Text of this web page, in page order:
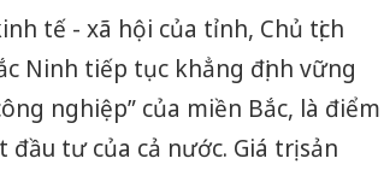
tế - xã hội của tỉnh, Chủ tịch
Ninh tiếp tục khẳng định vững
nghiệp” của miền Bắc, là điểm
tư của cả nước. Giá trị sản
hại
bán bình
Moyuum